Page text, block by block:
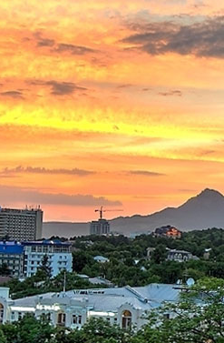
14.